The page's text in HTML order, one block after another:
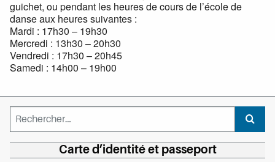
guichet, ou pendant les heures de cours de l’école de
danse aux heures suivantes :
Mardi : 17h30 – 19h30
Mercredi : 13h30 – 20h30
Vendredi : 17h30 – 20h45
Samedi : 14h00 – 19h00
Rechercher :
Carte d’identité et passeport